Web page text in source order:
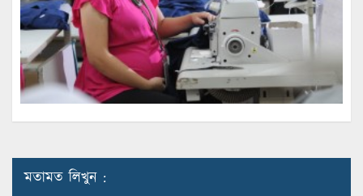
মতামত লিখুন :